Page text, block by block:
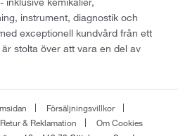
instrument, diagnostik och
exceptionell kundvård från ett
stolta över att vara en del av
Försäljningsvillkor
Retur & Reklamation
Om Cookies